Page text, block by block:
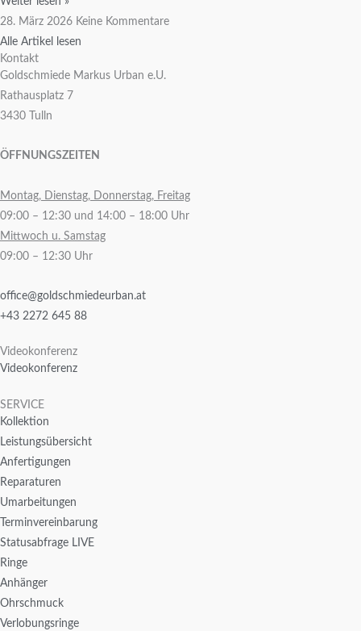
28. März 2026 Keine Kommentare
Alle Artikel lesen
Kontakt
Goldschmiede Markus Urban e.U.
Rathausplatz 7
3430 Tulln
ÖFFNUNGSZEITEN
Montag, Dienstag, Donnerstag, Freitag
09:00 – 12:30 und 14:00 – 18:00 Uhr
Mittwoch u. Samstag
09:00 – 12:30 Uhr
office@goldschmiedeurban.at
+43 2272 645 88
Videokonferenz
Videokonferenz
SERVICE
Kollektion
Leistungsübersicht
Anfertigungen
Reparaturen
Umarbeitungen
Terminvereinbarung
Statusabfrage LIVE
Ringe
Anhänger
Ohrschmuck
Verlobungsringe